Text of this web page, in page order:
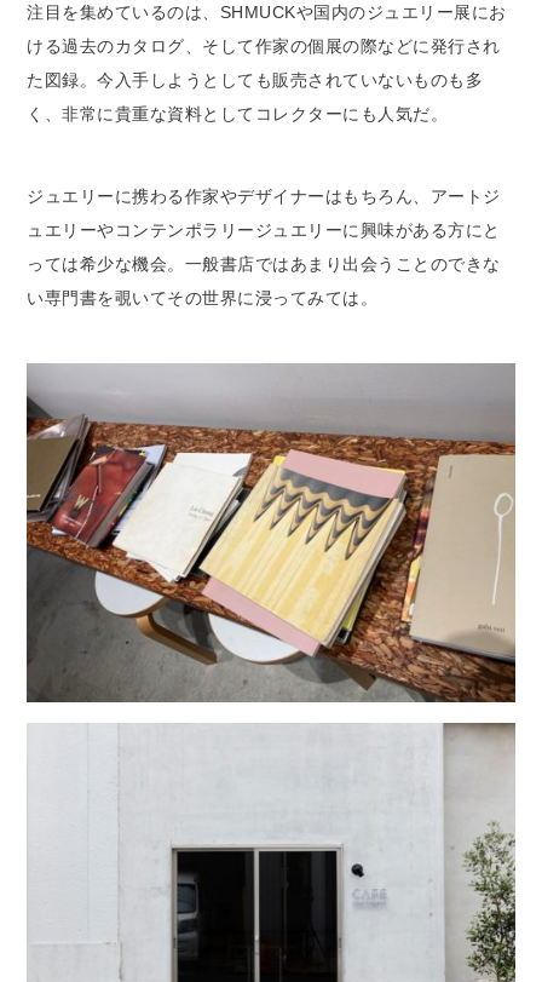
注目を集めているのは、SHMUCKや国内のジュエリー展にお
ける過去のカタログ、そして作家の個展の際などに発行され
た図録。今入手しようとしても販売されていないものも多
く、非常に貴重な資料としてコレクターにも人気だ。
ジュエリーに携わる作家やデザイナーはもちろん、アートジ
ュエリーやコンテンポラリージュエリーに興味がある方にと
っては希少な機会。一般書店ではあまり出会うことのできな
い専門書を覗いてその世界に浸ってみては。